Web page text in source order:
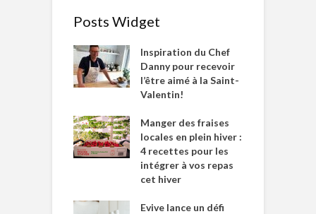
Posts Widget
Inspiration du Chef
Danny pour recevoir
l’être aimé à la Saint-
Valentin!
Manger des fraises
locales en plein hiver :
4 recettes pour les
intégrer à vos repas
cet hiver
Evive lance un défi